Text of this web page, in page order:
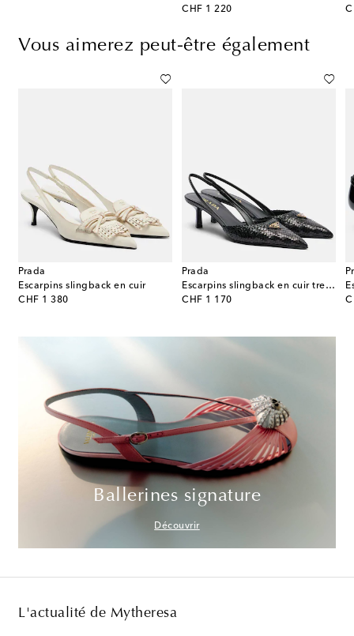
CHF 1 220
original price
Vous aimerez peut-être également
Prada
Escarpins slingback en cuir
CHF 1 380
original price
Prada
Escarpins slingback en cuir tressé
CHF 1 170
original price
Ballerines signature
Découvrir
L'actualité de Mytheresa